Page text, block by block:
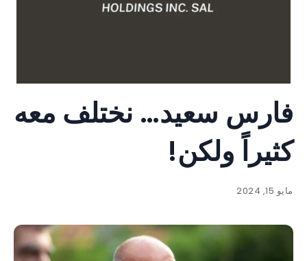
فارس سعيد… نختلف معه
كثيراً ولكن!
مايو 15, 2024